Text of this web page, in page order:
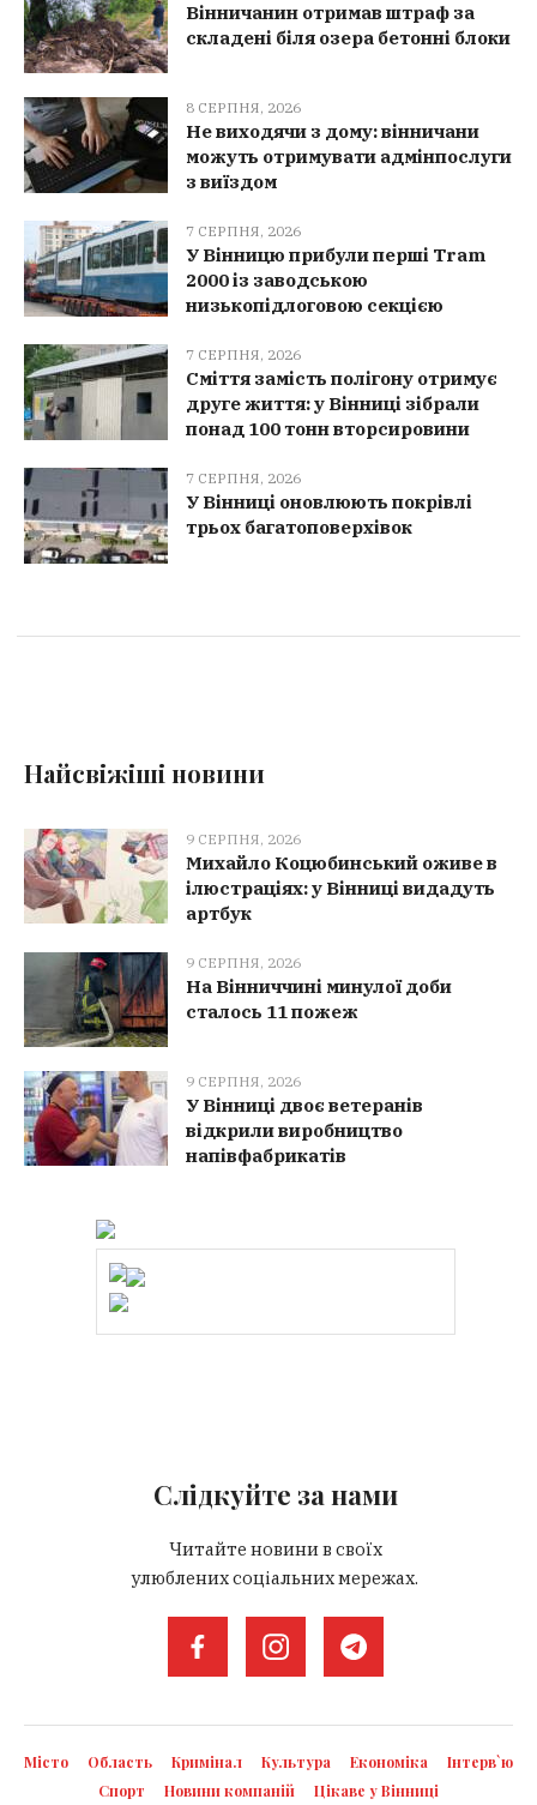
Вінничанин отримав штраф за
складені біля озера бетонні блоки
8 СЕРПНЯ, 2026
Не виходячи з дому: вінничани
можуть отримувати адмінпослуги
з виїздом
7 СЕРПНЯ, 2026
У Вінницю прибули перші Tram
2000 із заводською
низькопідлоговою секцією
7 СЕРПНЯ, 2026
Сміття замість полігону отримує
друге життя: у Вінниці зібрали
понад 100 тонн вторсировини
7 СЕРПНЯ, 2026
У Вінниці оновлюють покрівлі
трьох багатоповерхівок
Найсвіжіші новини
9 СЕРПНЯ, 2026
Михайло Коцюбинський оживе в
ілюстраціях: у Вінниці видадуть
артбук
9 СЕРПНЯ, 2026
На Вінниччині минулої доби
сталось 11 пожеж
9 СЕРПНЯ, 2026
У Вінниці двоє ветеранів
відкрили виробництво
напівфабрикатів
Слідкуйте за нами
Читайте новини в своїх
улюблених соціальних мережах.
Місто Область Кримінал Культура Економіка
Інтерв`ю
Спорт
Новини компаній Цікаве у Вінниці